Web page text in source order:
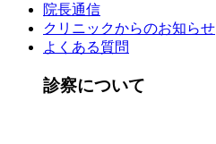
院長通信
クリニックからのお知らせ
よくある質問
診察について